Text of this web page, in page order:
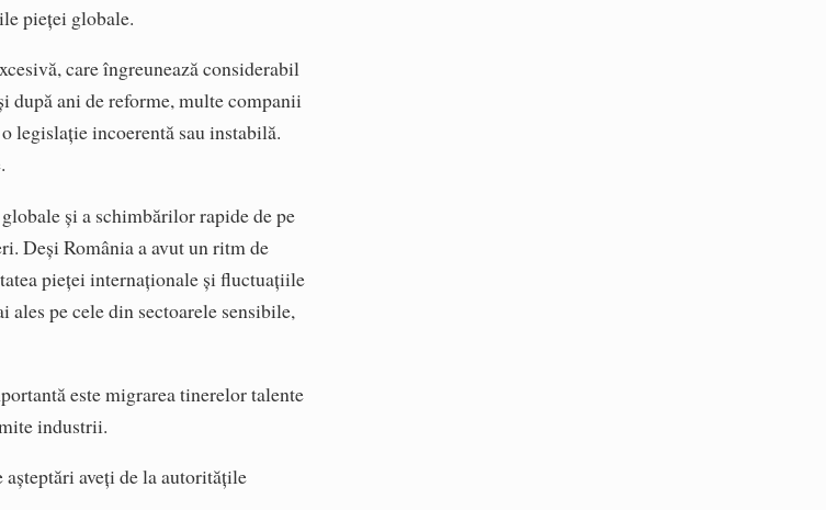
pieței globale.
care îngreunează considerabil
după ani de reforme, multe companii
legislație incoerentă sau instabilă.
și a schimbărilor rapide de pe
Deși România a avut un ritm de
pieței internaționale și fluctuațiile
pe cele din sectoarele sensibile,
este migrarea tinerelor talente
industrii.
aveți de la autoritățile